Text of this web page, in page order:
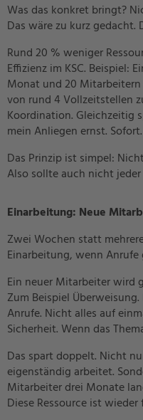
Was das konkret bringt?
Das wäre zu kurz gedacht.
Rund 20 % weniger
Effizienz im KSC. Beispiel:
Monat und 20
von rund 4 Vollzeitstellen
Koordination. Gleichzeitig
mein Anliegen ernst.
Das Prinzip ist simpel:
Also sollte auch nicht
Einarbeitung: Neue
Zwei Wochen statt
Einarbeitung, wenn
Ein neuer Mitarbeiter wird
Zum Beispiel
Anrufe. Nicht alles auf
Sicherheit. Wenn das
Das spart doppelt. Nicht
eigenständig arbeitet.
Mitarbeiter drei Monate
Diese Ressource ist